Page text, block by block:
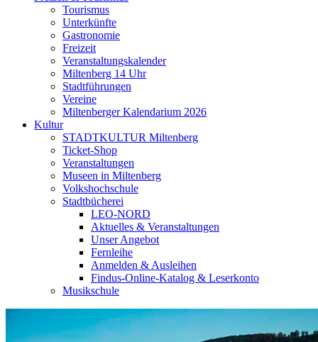
Tourismus
Unterkünfte
Gastronomie
Freizeit
Veranstaltungskalender
Miltenberg 14 Uhr
Stadtführungen
Vereine
Miltenberger Kalendarium 2026
Kultur
STADTKULTUR Miltenberg
Ticket-Shop
Veranstaltungen
Museen in Miltenberg
Volkshochschule
Stadtbücherei
LEO-NORD
Aktuelles & Veranstaltungen
Unser Angebot
Fernleihe
Anmelden & Ausleihen
Findus-Online-Katalog & Leserkonto
Musikschule